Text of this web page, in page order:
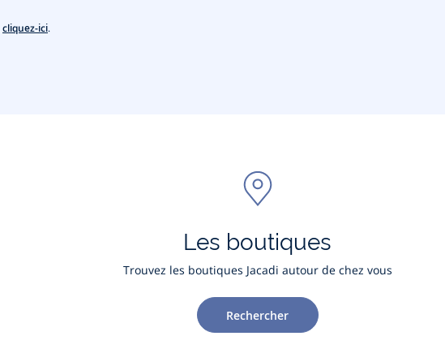
cliquez-ici.
Les boutiques
Trouvez les boutiques Jacadi autour de chez vous
Rechercher